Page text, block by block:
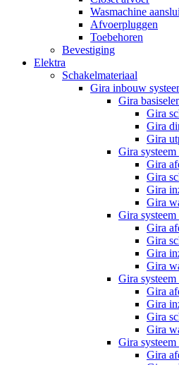
Wasmachine
Afvoerpluggen
Toebehoren
Bevestiging
Elektra
Schakelmateriaal
Gira inbouw
Gira
Gira
Gira
Gira
Gira
Gira
Gira
Gira
Gira
Gira
Gira
Gira
Gira
Gira
Gira
Gira
Gira
Gira
Gira
Gira
Gira